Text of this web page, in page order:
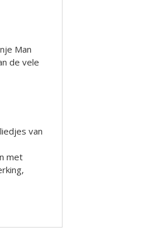
Man
de vele
van
met